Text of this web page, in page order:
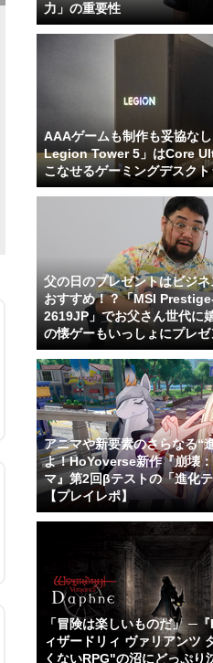
力」の重要性
AAAゲームも制作も妥協な
Legion Tower 5」はCore
こなせるゲーミングデスクト
父の日のプレゼントはビジ
おすすめ！？「MSI
2619JP」でお父さん世代に
の懐ゲーもいっしょにプレ
アニマや新要素のさらなる“
よ！HoYoverse新作『崩壊
マ』第2回βテストの「進化
【プレイレポ】
「冒険は楽しいものだ」 ─
ィザードリィ ヴァリアンツ
くないRPG"の沼にどっぷり